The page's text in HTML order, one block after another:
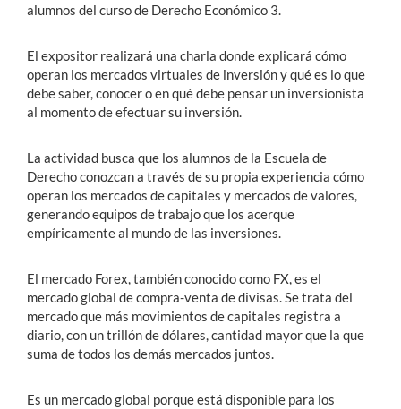
alumnos del curso de Derecho Económico 3.
El expositor realizará una charla donde explicará cómo
operan los mercados virtuales de inversión y qué es lo que
debe saber, conocer o en qué debe pensar un inversionista
al momento de efectuar su inversión.
La actividad busca que los alumnos de la Escuela de
Derecho conozcan a través de su propia experiencia cómo
operan los mercados de capitales y mercados de valores,
generando equipos de trabajo que los acerque
empíricamente al mundo de las inversiones.
El mercado Forex, también conocido como FX, es el
mercado global de compra-venta de divisas. Se trata del
mercado que más movimientos de capitales registra a
diario, con un trillón de dólares, cantidad mayor que la que
suma de todos los demás mercados juntos.
Es un mercado global porque está disponible para los